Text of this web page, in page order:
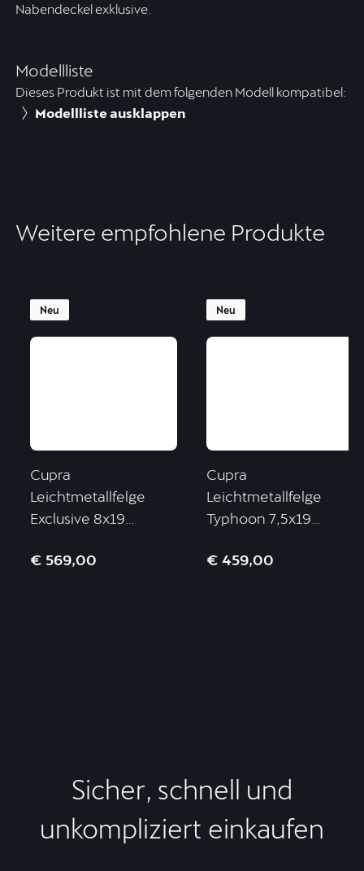
Nabendeckel exklusive.
Modellliste
Dieses Produkt ist mit dem folgenden Modell kompatibel:
Modellliste ausklappen
Weitere empfohlene Produkte
Neu
Cupra
Leichtmetallfelge
Exclusive 8x19
Satinschwarz/Kupfer
€ 569,00
Neu
Cupra
Leichtmetallfelge
Typhoon 7,5x19
Schwarz/Silber
€ 459,00
Sicher, schnell und
unkompliziert einkaufen